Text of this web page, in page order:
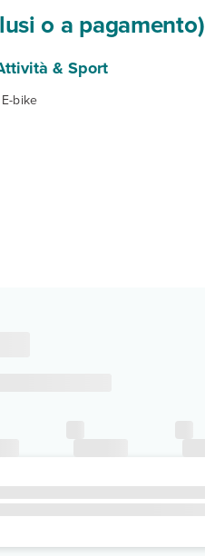
o a pagamento)
& Sport
E-bike